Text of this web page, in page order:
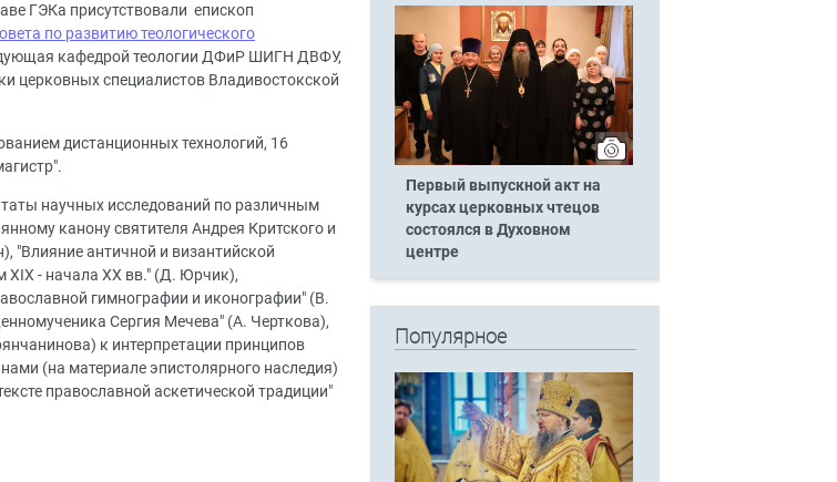
ГЭКа присутствовали епископ
по развитию теологического
кафедрой теологии ДФиР ШИГН ДВФУ,
церковных специалистов Владивостокской
дистанционных технологий, 16
научных исследований по различным
канону святителя Андрея Критского и
"Влияние античной и византийской
XIX - начала XX вв." (Д. Юрчик),
гимнографии и иконографии" (В.
Сергия Мечева" (А. Черткова),
к интерпретации принципов
(на материале эпистолярного наследия)
православной аскетической традиции"
Первый выпускной акт на
курсах церковных чтецов
состоялся в Духовном
центре
Популярное